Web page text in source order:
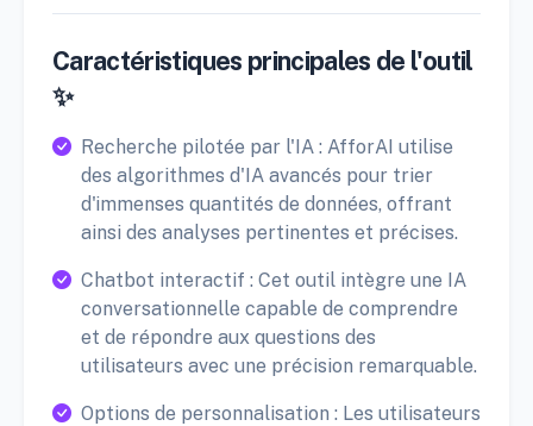
Caractéristiques principales de l'outil
✨
Recherche pilotée par l'IA : AfforAI utilise
des algorithmes d'IA avancés pour trier
d'immenses quantités de données, offrant
ainsi des analyses pertinentes et précises.
Chatbot interactif : Cet outil intègre une IA
conversationnelle capable de comprendre
et de répondre aux questions des
utilisateurs avec une précision remarquable.
Options de personnalisation : Les utilisateurs